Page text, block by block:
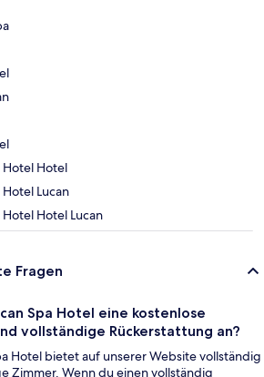
Hotel Hotel
Hotel Lucan
Hotel Hotel Lucan
Fragen
Spa Hotel eine kostenlose
vollständige Rückerstattung an?
Hotel bietet auf unserer Website vollständig
Zimmer. Wenn du einen vollständig